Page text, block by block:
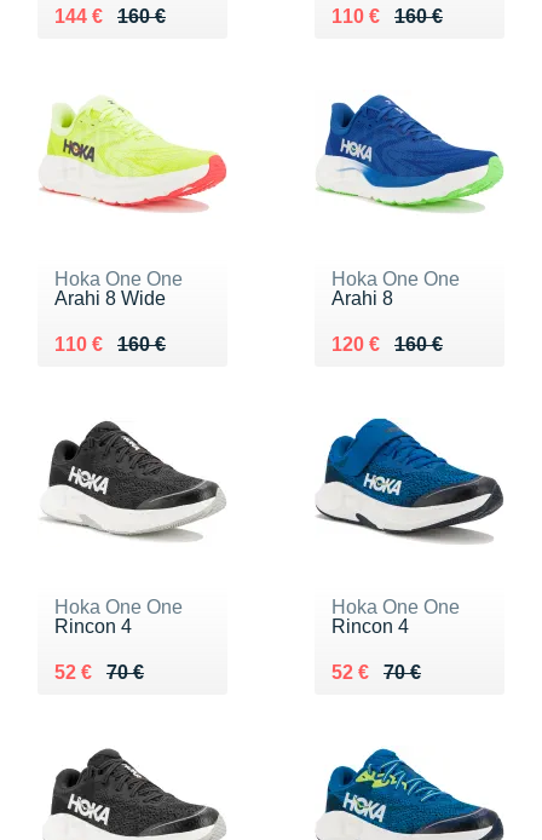
160 €
Au lieu de 160 €
144 €
Vendu 144 € 160 €
Au lieu de 160 €
110 €
Vendu 110 €
Hoka One One
Arahi 8 Wide
160 €
Au lieu de 160 €
110 €
Vendu 110 €
Hoka One One
Arahi 8
160 €
Au lieu de 160 €
120 €
Vendu 120 €
Hoka One One
Rincon 4
70 €
Au lieu de 70 €
52 €
Vendu 52 €
Hoka One One
Rincon 4
70 €
Au lieu de 70 €
52 €
Vendu 52 €